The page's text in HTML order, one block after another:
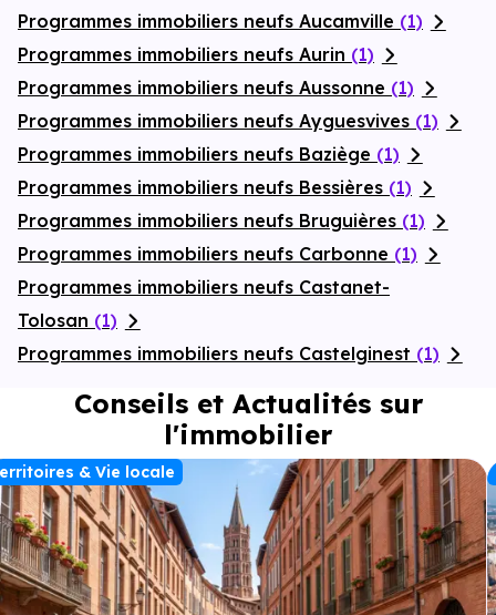
Programmes immobiliers neufs Aucamville (1)
Programmes immobiliers neufs Aurin (1)
Programmes immobiliers neufs Aussonne (1)
Programmes immobiliers neufs Ayguesvives (1)
Programmes immobiliers neufs Baziège (1)
Programmes immobiliers neufs Bessières (1)
Programmes immobiliers neufs Bruguières (1)
Programmes immobiliers neufs Carbonne (1)
Programmes immobiliers neufs Castanet-
Tolosan (1)
Programmes immobiliers neufs Castelginest (1)
Conseils et Actualités sur
l'immobilier
& Vie locale